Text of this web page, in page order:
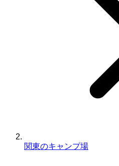
関東のキャンプ場